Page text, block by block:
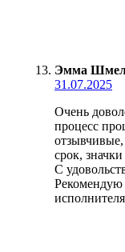
Эмма
31.07.2025
Очень
процесс
отзывчивые,
срок,
С
Рекомендую